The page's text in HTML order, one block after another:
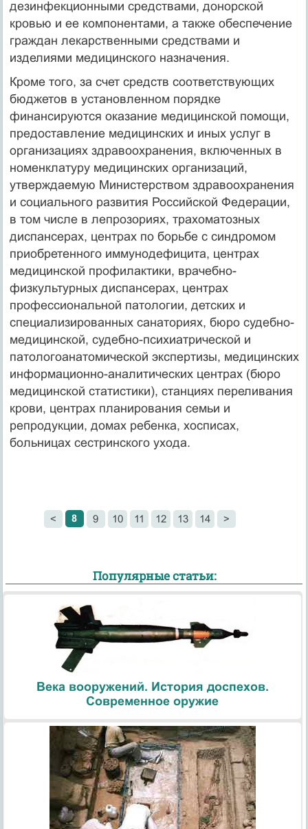
дезинфекционными средствами, донорской
кровью и ее компонентами, а также обеспечение
граждан лекарственными средствами и
изделиями медицинского назначения.
Кроме того, за счет средств соответствующих
бюджетов в установленном порядке
финансируются оказание медицинской помощи,
предоставление медицинских и иных услуг в
организациях здравоохранения, включенных в
номенклатуру медицинских организаций,
утверждаемую Министерством здравоохранения
и социального развития Российской Федерации,
в том числе в лепрозориях, трахоматозных
диспансерах, центрах по борьбе с синдромом
приобретенного иммунодефицита, центрах
медицинской профилактики, врачебно-
физкультурных диспансерах, центрах
профессиональной патологии, детских и
специализированных санаториях, бюро судебно-
медицинской, судебно-психиатрической и
патологоанатомической экспертизы, медицинских
информационно-аналитических центрах (бюро
медицинской статистики), станциях переливания
крови, центрах планирования семьи и
репродукции, домах ребенка, хосписах,
больницах сестринского ухода.
< 8 9 10 11 12 13 14 >
Популярные статьи:
Века вооружений. История доспехов.
Современное оружие